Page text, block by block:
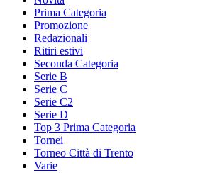
Prima Categoria
Promozione
Redazionali
Ritiri estivi
Seconda Categoria
Serie B
Serie C
Serie C2
Serie D
Top 3 Prima Categoria
Tornei
Torneo Città di Trento
Varie